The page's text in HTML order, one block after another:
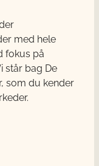
med hele
fokus på
står bag De
som du kender